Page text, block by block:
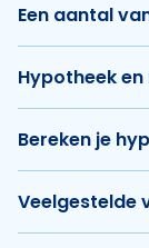
Een aantal
Hypotheek
Bereken je
Veelgestelde